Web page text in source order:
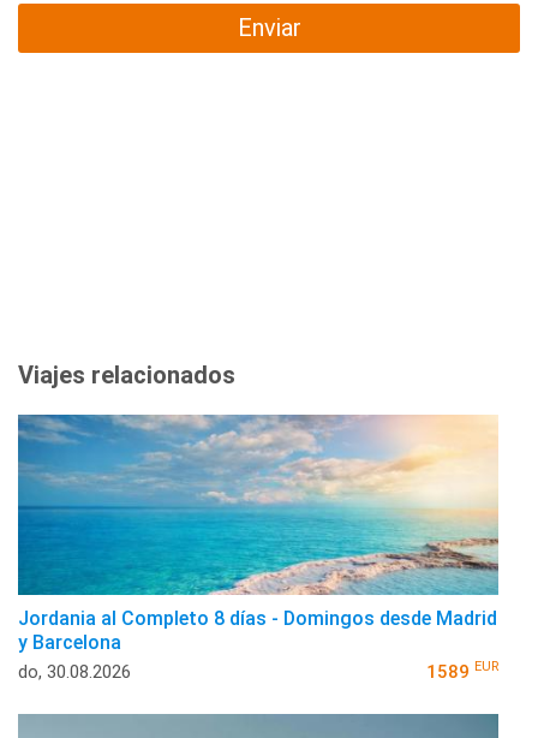
Enviar
Viajes relacionados
Jordania al Completo 8 días - Domingos desde Madrid
y Barcelona
do, 30.08.2026 1589 EUR